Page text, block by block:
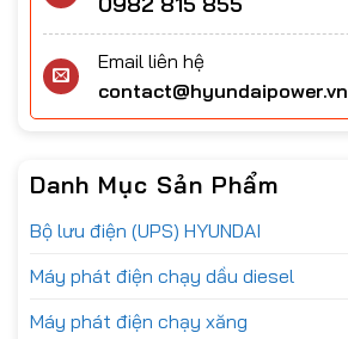
Email liên hệ
contact@hyundaipower.vn
Danh Mục Sản Phẩm
Bộ lưu điện (UPS) HYUNDAI
Máy phát điện chạy dầu diesel
Máy phát điện chạy xăng